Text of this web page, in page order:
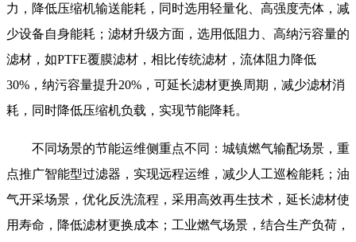
力，降低压缩机输送能耗，同时选用轻量化、高强度壳体，减
少设备自身能耗；滤材升级方面，选用低阻力、高纳污容量的
滤材，如PTFE覆膜滤材，相比传统滤材，流体阻力降低
30%，纳污容量提升20%，可延长滤材更换周期，减少滤材消
耗，同时降低压缩机负载，实现节能降耗。
不同场景的节能运维侧重点不同：城镇燃气输配场景，重
点推广智能型过滤器，实现远程运维，减少人工巡检能耗；油
气开采场景，优化反洗流程，采用高效再生技术，延长滤材使
用寿命，降低滤材更换成本；工业燃气场景，结合生产负荷，